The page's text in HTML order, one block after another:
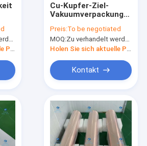
Cu-Kupfer-Ziel-
Vakuumverpackung
gelbe
Preis:To be negotiated
MOQ:Zu verhandelt werden
Kontakt